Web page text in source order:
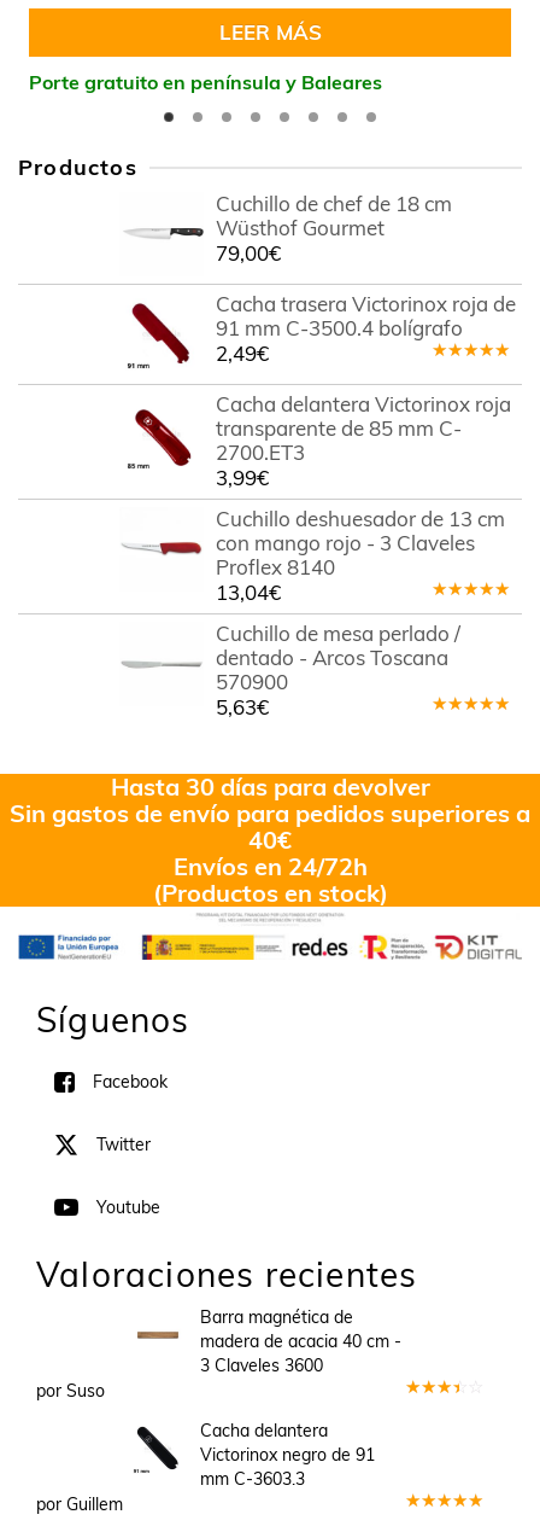
LEER MÁS
Porte gratuito en península y Baleares
Productos
Cuchillo de chef de 18 cm
Wüsthof Gourmet
79,00€
Cacha trasera Victorinox roja de
91 mm C-3500.4 bolígrafo
en5.00de
5
2,49€
Cacha delantera Victorinox roja
transparente de 85 mm C-
2700.ET3
3,99€
Cuchillo deshuesador de 13 cm
con mango rojo - 3 Claveles
Proflex 8140
Valorado
en 5.00
5
13,04€
Cuchillo de mesa perlado /
dentado - Arcos Toscana
570900
5,63€
Hasta 30 días para devolver
Sin gastos de envío para pedidos superiores a
40€
Envíos en 24/72h
(Productos en stock)
Síguenos
Facebook
Twitter
Youtube
Valoraciones recientes
Barra magnética de
madera de acacia 40 cm -
3 Claveles 3600
por Suso
Cacha delantera
Victorinox negro de 91
mm C-3603.3
por Guillem